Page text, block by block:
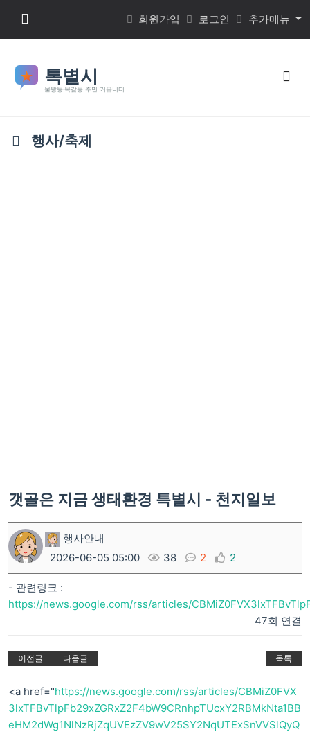
메뉴 버튼 회원가입 로그인 추가메뉴
검
행사/축제
갯골은 지금 생태환경 특별시 - 천지일보
행사안내
2026-06-05 05:00
38 2 2
- 관련링크 :
https://news.google.com/rss/articles/
47회 연결
이전글 다음글 목록
<a href="https://news.google.com/rss/articles/CBMiZ0FVX
3lxTFBvTlpFb29xZGRxZ2F4bW9CRnhpTUcxY2RBMkNta1BB
eHM2dWg1NlNzRjZqUVEzZV9wV25SY2NqUTExSnVVSlQyQ